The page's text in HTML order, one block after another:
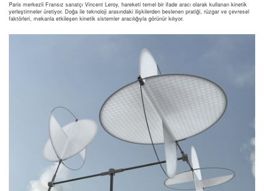
Paris merkezli Fransız sanatçı Vincent Leroy, hareketi temel bir ifade aracı olarak kullanan kinetik
yerleştirmeler üretiyor. Doğa ile teknoloji arasındaki ilişkilerden beslenen pratiği, rüzgar ve çevresel
faktörleri, mekanla etkileşen kinetik sistemler aracılığıyla görünür kılıyor.